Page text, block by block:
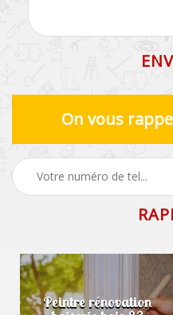
On vous
Peintre rénovation